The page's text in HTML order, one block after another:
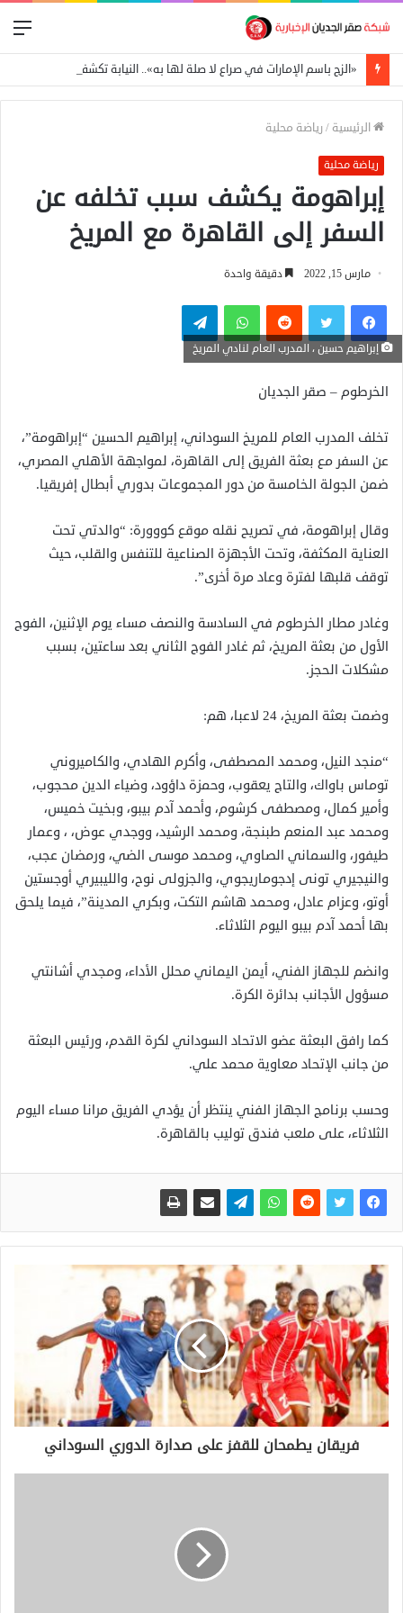
الرئيسية / رياضة محلية
رياضة محلية
إبراهومة يكشف سبب تخلفه عن
السفر إلى القاهرة مع المريخ
مارس 15, 2022 دقيقة واحدة
فيسبوكتويتر واتساب تيلقرام
إبراهيم حسين ، المدرب العام لنادي المريخ
الخرطوم – صقر الجديان
تخلف المدرب العام للمريخ السوداني، إبراهيم الحسين “إبراهومة”،
عن السفر مع بعثة الفريق إلى القاهرة، لمواجهة الأهلي المصري،
ضمن الجولة الخامسة من دور المجموعات بدوري أبطال إفريقيا.
وقال إبراهومة، في تصريح نقله موقع كووورة: “والدتي تحت
العناية المكثفة، وتحت الأجهزة الصناعية للتنفس والقلب، حيث
توقف قلبها لفترة وعاد مرة أخرى”.
وغادر مطار الخرطوم في السادسة والنصف مساء يوم الإثنين، الفوج
الأول من بعثة المريخ، ثم غادر الفوج الثاني بعد ساعتين، بسبب
مشكلات الحجز.
وضمت بعثة المريخ، 24 لاعبا، هم:
“منجد النيل، ومحمد المصطفى، وأكرم الهادي، والكاميروني
توماس باواك، والتاج يعقوب، وحمزة داؤود، وضياء الدين محجوب،
وأمير كمال، ومصطفى كرشوم، وأحمد آدم بيبو، وبخيت خميس،
ومحمد عبد المنعم طبنجة، ومحمد الرشيد، ووجدي عوض، ، وعمار
طيفور، والسماني الصاوي، ومحمد موسى الضي، ورمضان عجب،
والنيجيري تونى إدجوماريجوي، والجزولى نوح، والليبيري أوجستين
أوتو، وعزام عادل، ومحمد هاشم التكت، وبكري المدينة”، فيما يلحق
بها أحمد آدم بيبو اليوم الثلاثاء.
وانضم للجهاز الفني، أيمن اليماني محلل الأداء، ومجدي أشانتي
مسؤول الأجانب بدائرة الكرة.
كما رافق البعثة عضو الاتحاد السوداني لكرة القدم، ورئيس البعثة
من جانب الإتحاد معاوية محمد علي.
وحسب برنامج الجهاز الفني ينتظر أن يؤدي الفريق مرانا مساء اليوم
الثلاثاء، على ملعب فندق توليب بالقاهرة.
فريقان يطمحان للقفز على صدارة الدوري السوداني